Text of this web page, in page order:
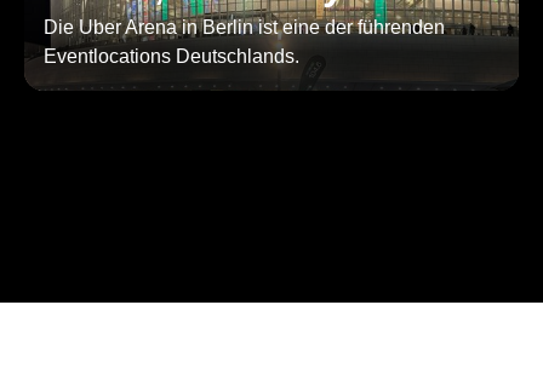
Die Uber Arena in Berlin ist eine der führenden
Eventlocations Deutschlands.